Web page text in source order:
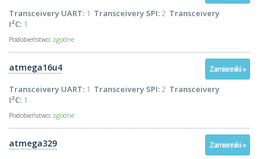
Transceivery UART: 1 Transceivery SPI:2 Transceivery
I²C: 1
Podobieństwo: zgodne
Zamienniki »
atmega16u4
Transceivery UART: 1 Transceivery SPI:2 Transceivery
I²C: 1
Podobieństwo: zgodne
Zamienniki »
atmega329